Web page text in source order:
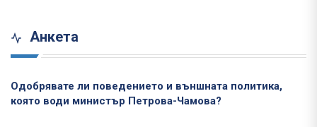
Анкета
Одобрявате ли поведението и външната политика,
която води министър Петрова-Чамова?